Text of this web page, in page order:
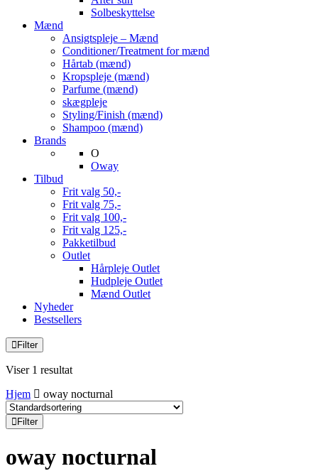
Solbeskyttelse
Mænd
Ansigtspleje – Mænd
Conditioner/Treatment for mænd
Hårtab (mænd)
Kropspleje (mænd)
Parfume (mænd)
skægpleje
Styling/Finish (mænd)
Shampoo (mænd)
Brands
O
Oway
Tilbud
Frit valg 50,-
Frit valg 75,-
Frit valg 100,-
Frit valg 125,-
Pakketilbud
Outlet
Hårpleje Outlet
Hudpleje Outlet
Mænd Outlet
Nyheder
Bestsellers
Filter
Viser 1 resultat
Hjem
oway nocturnal
Filter
oway nocturnal